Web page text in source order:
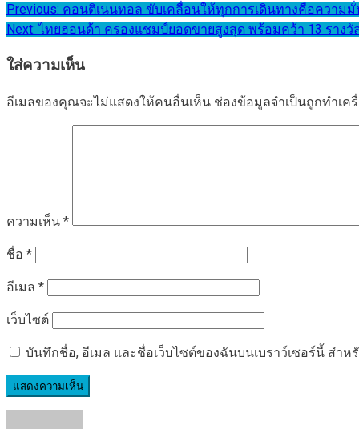
แนะแนว
เรื่อง
Previous: คอนติเนนทอล ขับเคลื่อนให้ทุกการเดินทางคือความมั่
Next: ไทยฮอนด้า ครองแชมป์ยอดขายสูงสุด พร้อมคว้า 13 รางวัล
ใส่ความเห็น
อีเมลของคุณจะไม่แสดงให้คนอื่นเห็น ช่องข้อมูลจำเป็นถูกทำเค
ความเห็น *
ชื่อ *
อีเมล *
เว็บไซต์
บันทึกชื่อ, อีเมล และชื่อเว็บไซต์ของฉันบนเบราว์เซอร์นี้ สำห